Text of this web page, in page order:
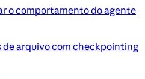
o comportamento do agente
de arquivo com checkpointing